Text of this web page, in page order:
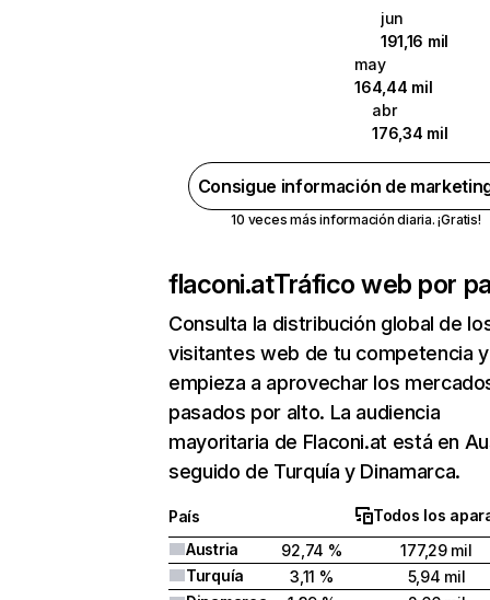
jun
191,16 mil
may
164,44 mil
abr
176,34 mil
Consigue información de
10 veces más información diaria. ¡Gratis!
flaconi.atTráfico web por
Consulta la distribución global de
visitantes web de tu competencia y
empieza a aprovechar los
pasados por alto. La audiencia
mayoritaria de Flaconi.at está en
seguido de Turquía y Dinamarca.
País
Todos los
Austria
92,74 %
177,29 mil
Turquía
3,11 %
5,94 mil